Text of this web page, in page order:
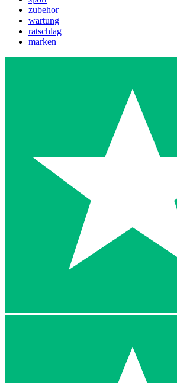
zubehor
wartung
ratschlag
marken